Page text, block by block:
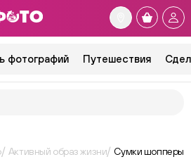
фотографий Путешествия
Активный образ жизни Сумки шопперы